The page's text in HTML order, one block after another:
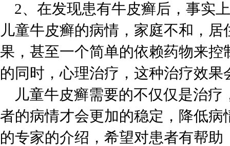
2、在发现患有牛皮癣后，事实
儿童牛皮癣的病情，家庭不和，
果，甚至一个简单的依赖药物来
的同时，心理治疗，这种治疗效果
儿童牛皮癣需要的不仅仅是治疗
者的病情才会更加的稳定，降低
的专家的介绍，希望对患者有帮